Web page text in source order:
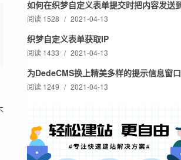
阅读 1528 / 2021-04-13
织梦自定义表单获取IP
阅读 1433 / 2021-04-13
为DedeCMS换上精美多样的提示信息窗口
阅读 1249 / 2021-04-13